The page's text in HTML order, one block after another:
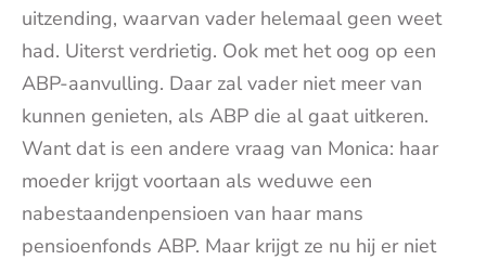
uitzending, waarvan vader helemaal geen weet
had. Uiterst verdrietig. Ook met het oog op een
ABP-aanvulling. Daar zal vader niet meer van
kunnen genieten, als ABP die al gaat uitkeren.
Want dat is een andere vraag van Monica: haar
moeder krijgt voortaan als weduwe een
nabestaandenpensioen van haar mans
pensioenfonds ABP. Maar krijgt ze nu hij er niet